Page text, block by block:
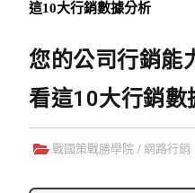
這10大行銷數據分析
您的公司行銷能
看這10大行銷數
戰國策戰勝學院 /網路行銷